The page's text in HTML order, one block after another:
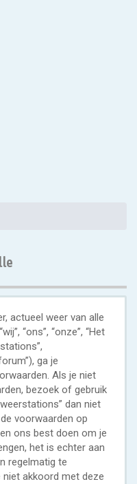
actueel weer van alle
“ons”, “onze”, “Het
ga je
Als je niet
bezoek of gebruik
dan niet
voorwaarden op
ons best doen om je
het is echter aan
regelmatig te
niet akkoord met deze